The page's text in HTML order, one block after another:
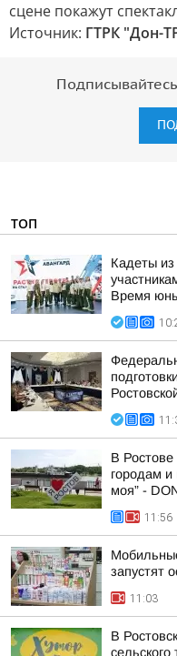
сцене покажут
Источник: ГТРК "Дон-
ТОП
Кадеты из
Время
В Ростове
городам и
моя” -
11:56
запустят
11:03
В
сельского